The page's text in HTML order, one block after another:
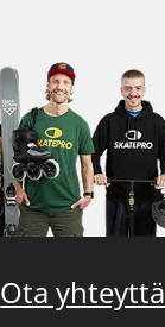
Ota yhteyttä